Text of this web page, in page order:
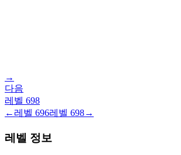
→
다음
레벨 698
← 레벨 696레벨 698→
레벨 정보